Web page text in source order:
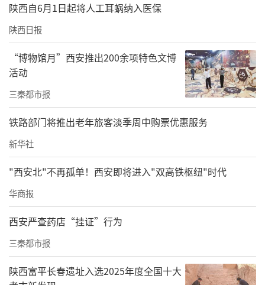
陕西自6月1日起将人工耳蜗纳入医保
陕西日报
“博物馆月”西安推出200余项特色文博
活动
三秦都市报
铁路部门将推出老年旅客淡季周中购票优惠服务
新华社
"西安北"不再孤单！西安即将进入"双高铁枢纽"时代
华商报
西安严查药店“挂证”行为
三秦都市报
陕西富平长春遗址入选2025年度全国十大